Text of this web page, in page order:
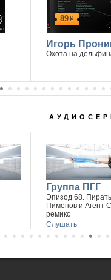
89р
Игорь
Охота на
Группа ПГГ
Эпизод 68.
Пименов и Агент
ремикс
Слушать